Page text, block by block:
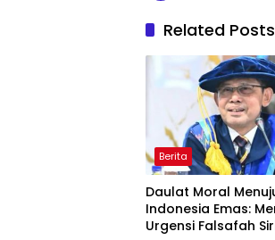
Related Posts
Berita
Daulat Moral
Indonesia Emas:
Urgensi Falsafah